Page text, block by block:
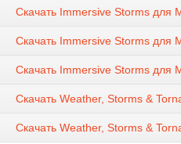
Скачать Immersive Storms для
Скачать Immersive Storms для
Скачать Immersive Storms для
Скачать Weather, Storms &
Скачать Weather, Storms &